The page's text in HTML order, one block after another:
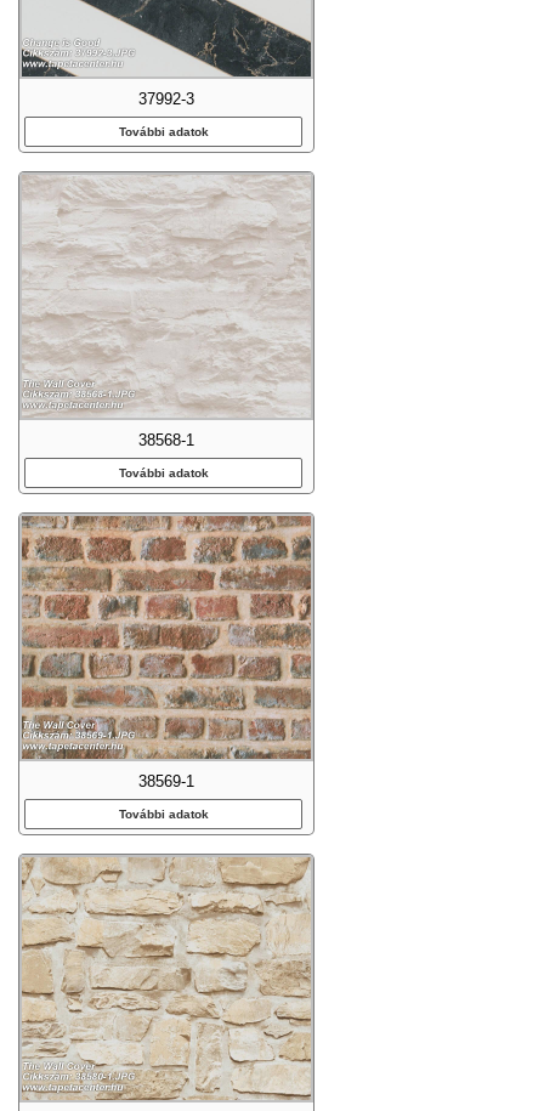
37992-3
További adatok
38568-1
További adatok
38569-1
További adatok